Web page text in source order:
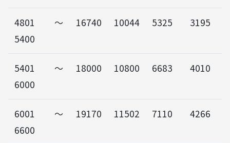
4801～
5400
16740 10044 5325 3195
5401～
6000
18000 10800 6683 4010
6001～
6600
19170 11502 7110 4266